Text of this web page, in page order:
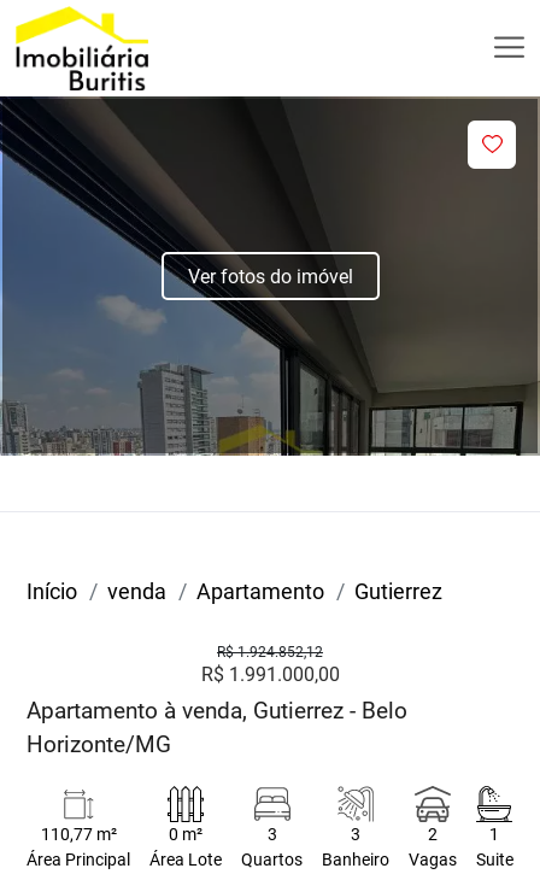
Ver fotos do imóvel
Início venda Apartamento Gutierrez
R$ 1.924.852,12
R$ 1.991.000,00
Apartamento à venda, Gutierrez - Belo
Horizonte/MG
110,77 m²
Área Principal
0 m²
Área Lote
3
Quartos
3
Banheiro
2
Vagas
1
Suite